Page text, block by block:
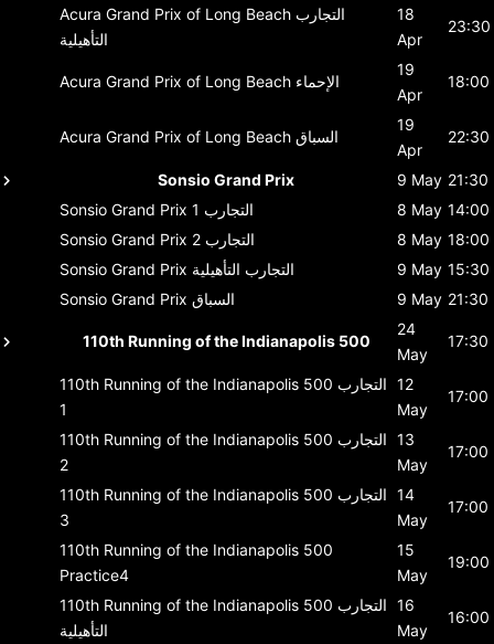
Acura Grand Prix of Long Beach التجارب
التأهيلية
18
Apr
23:30
Acura Grand Prix of Long Beach الإحماء
19
Apr
18:00
Acura Grand Prix of Long Beach السباق
19
Apr
22:30
Sonsio Grand Prix 9 May 21:30
Sonsio Grand Prix
التجارب 1 8 May 14:00
Sonsio Grand Prix
التجارب 2 8 May 18:00
Sonsio Grand Prix التجارب التأهيلية 9 May 15:30
Sonsio Grand Prix السباق 9 May 21:30
110th Running of the Indianapolis 500
24
May
17:30
110th Running of the Indianapolis 500 التجارب
1
12
May
17:00
110th Running of the Indianapolis 500 التجارب
2
13
May
17:00
110th Running of the Indianapolis 500 التجارب
3
14
May
17:00
110th Running of the Indianapolis 500
Practice4
15
May
19:00
110th Running of the Indianapolis 500 التجارب
التأهيلية
16
May
16:00